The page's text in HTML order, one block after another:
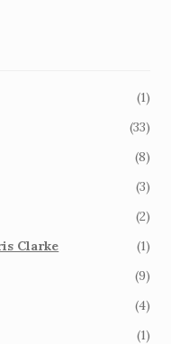
(1)
(33)
(8)
(3)
(2)
Clarke
(1)
(9)
(4)
(1)